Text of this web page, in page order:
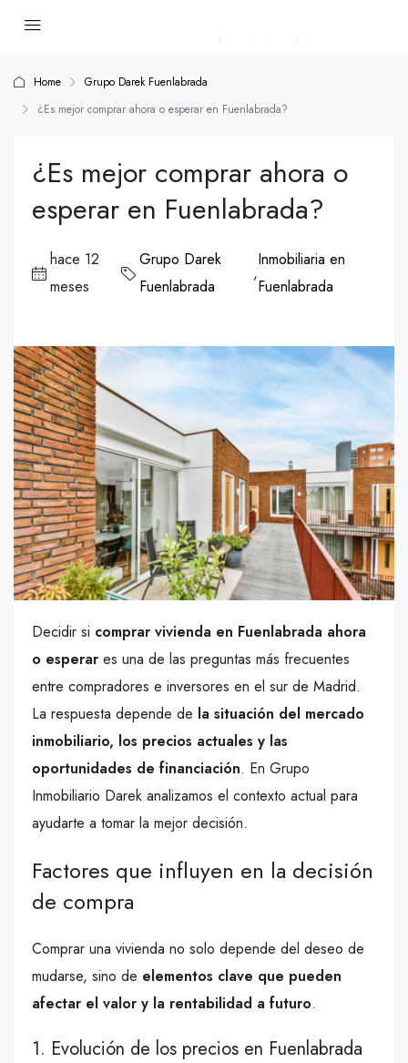
Home
Grupo Darek Fuenlabrada
¿Es mejor comprar ahora o esperar en Fuenlabrada?
¿Es mejor comprar ahora o
esperar en Fuenlabrada?
hace 12
meses
Grupo Darek
Fuenlabrada
,
Inmobiliaria en
Fuenlabrada
Decidir si comprar vivienda en Fuenlabrada ahora
o esperar es una de las preguntas más frecuentes
entre compradores e inversores en el sur de Madrid.
La respuesta depende de la situación del mercado
inmobiliario, los precios actuales y las
oportunidades de financiación. En Grupo
Inmobiliario Darek analizamos el contexto actual para
ayudarte a tomar la mejor decisión.
Factores que influyen en la decisión
de compra
Comprar una vivienda no solo depende del deseo de
mudarse, sino de elementos clave que pueden
afectar el valor y la rentabilidad a futuro.
1. Evolución de los precios en Fuenlabrada